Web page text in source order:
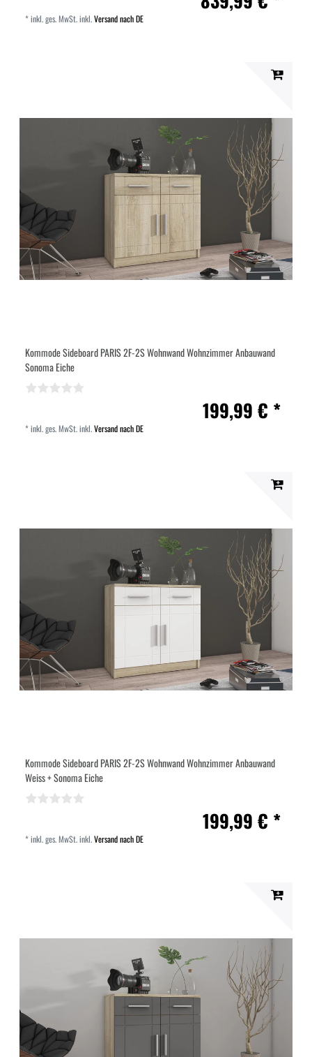
*inkl. ges. MwSt.inkl.Versand nach DE
Kommode Sideboard PARIS 2F-2S Wohnwand Wohnzimmer Anbauwand
Sonoma Eiche
199,99 € *
*inkl. ges. MwSt.inkl.Versand nach DE
Kommode Sideboard PARIS 2F-2S Wohnwand Wohnzimmer Anbauwand
Weiss + Sonoma Eiche
199,99 € *
*inkl. ges. MwSt.inkl.Versand nach DE